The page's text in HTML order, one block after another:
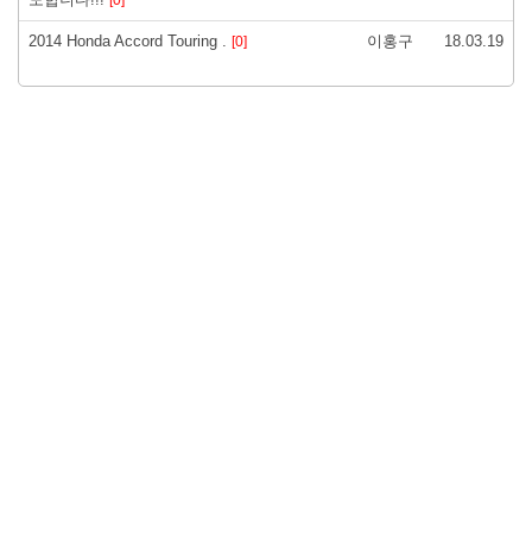
2014 Honda Accord Touring . [0] 이홍구 18.03.19